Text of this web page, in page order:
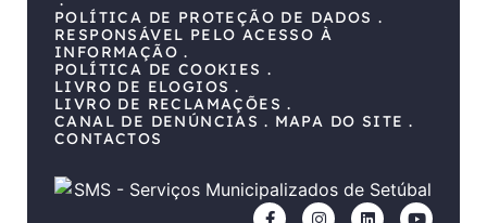
POLÍTICA DE PROTEÇÃO DE DADOS
RESPONSÁVEL PELO ACESSO À
INFORMAÇÃO
POLÍTICA DE COOKIES
LIVRO DE ELOGIOS
LIVRO DE RECLAMAÇÕES
CANAL DE DENÚNCIAS
MAPA DO SITE
CONTACTOS